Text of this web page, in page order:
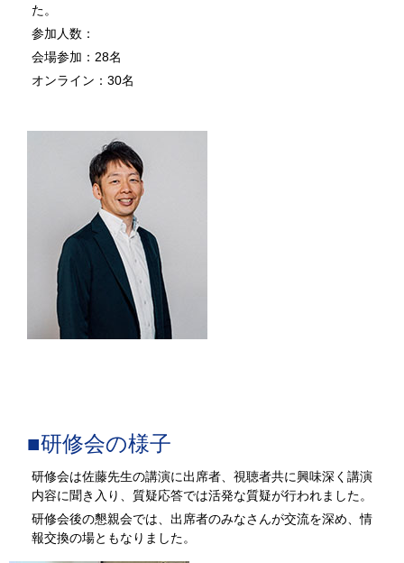
た。
参加人数：
会場参加：28名
オンライン：30名
■研修会の様子
研修会は佐藤先生の講演に出席者、視聴者共に興味深く講演
内容に聞き入り、質疑応答では活発な質疑が行われました。
研修会後の懇親会では、出席者のみなさんが交流を深め、情
報交換の場ともなりました。